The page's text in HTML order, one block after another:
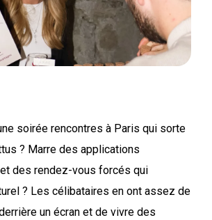
soirée rencontres à Paris qui sorte
? Marre des applications
des rendez-vous forcés qui
? Les célibataires en ont assez de
un écran et de vivre des